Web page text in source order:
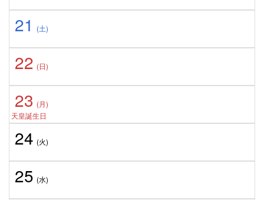
21 (土)
22 (日)
23 (月)
天皇誕生日
24 (火)
25 (水)